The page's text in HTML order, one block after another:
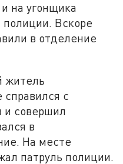
на угонщика
Вскоре
в отделение
житель
справился с
и совершил
в
На месте
патруль полиции.